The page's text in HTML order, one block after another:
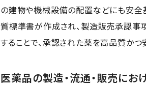
の建物や機械設備の配置などにも安全
質標準書が作成され、製造販売承認事
することで、承認された薬を高品質か
医薬品の製造・流通・販売にお